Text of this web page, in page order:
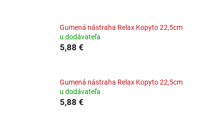
Gumená nástraha Relax Kopyto 22,5cm
u dodávateľa
5,88 €
Gumená nástraha Relax Kopyto 22,5cm
u dodávateľa
5,88 €